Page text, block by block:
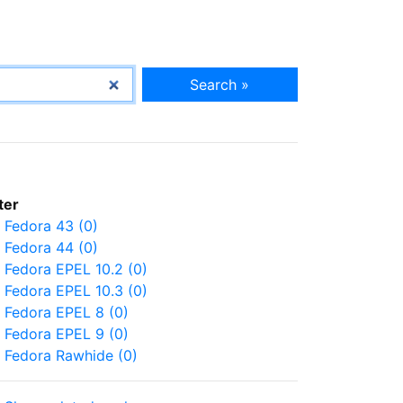
Search »
Fedora 43 (0)
Fedora 44 (0)
Fedora EPEL 10.2 (0)
Fedora EPEL 10.3 (0)
Fedora EPEL 8 (0)
Fedora EPEL 9 (0)
Fedora Rawhide (0)